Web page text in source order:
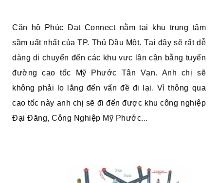
Căn hộ Phúc Đạt Connect nằm tại khu trung tâm
sầm uất nhất của TP. Thủ Dầu Một. Tại đây sẽ rất dễ
dàng di chuyển đến các khu vực lân cận bằng tuyến
đường cao tốc Mỹ Phước Tân Vạn. Anh chị sẽ
không phải lo lắng đến vấn đề đi lại. Vì thông qua
cao tốc này anh chị sẽ đi đến được khu công nghiệp
Đại Đăng, Công Nghiệp Mỹ Phước...